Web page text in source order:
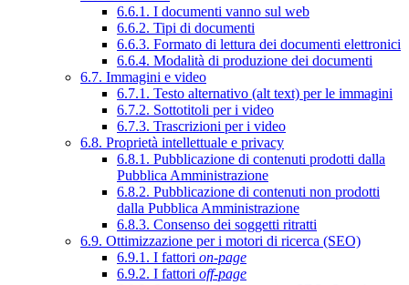
6.6.1. I documenti vanno sul web
6.6.2. Tipi di documenti
6.6.3. Formato di lettura dei documenti elettronici
6.6.4. Modalità di produzione dei documenti
6.7. Immagini e video
6.7.1. Testo alternativo (alt text) per le immagini
6.7.2. Sottotitoli per i video
6.7.3. Trascrizioni per i video
6.8. Proprietà intellettuale e privacy
6.8.1. Pubblicazione di contenuti prodotti dalla
Pubblica Amministrazione
6.8.2. Pubblicazione di contenuti non prodotti
dalla Pubblica Amministrazione
6.8.3. Consenso dei soggetti ritratti
6.9. Ottimizzazione per i motori di ricerca (SEO)
6.9.1. I fattori on-page
6.9.2. I fattori off-page